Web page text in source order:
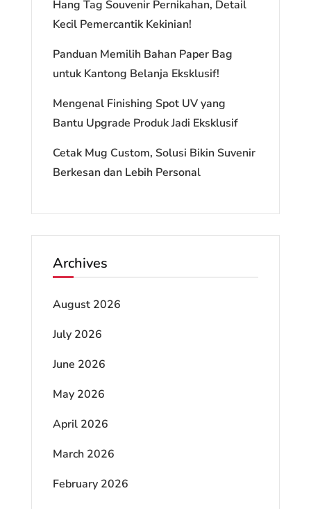
Hang Tag Souvenir Pernikahan, Detail
Kecil Pemercantik Kekinian!
Panduan Memilih Bahan Paper Bag
untuk Kantong Belanja Eksklusif!
Mengenal Finishing Spot UV yang
Bantu Upgrade Produk Jadi Eksklusif
Cetak Mug Custom, Solusi Bikin Suvenir
Berkesan dan Lebih Personal
Archives
August 2026
July 2026
June 2026
May 2026
April 2026
March 2026
February 2026